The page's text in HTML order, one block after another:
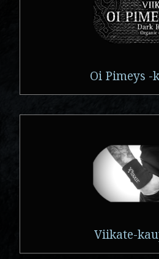
Oi Pimeys -
Viikate-